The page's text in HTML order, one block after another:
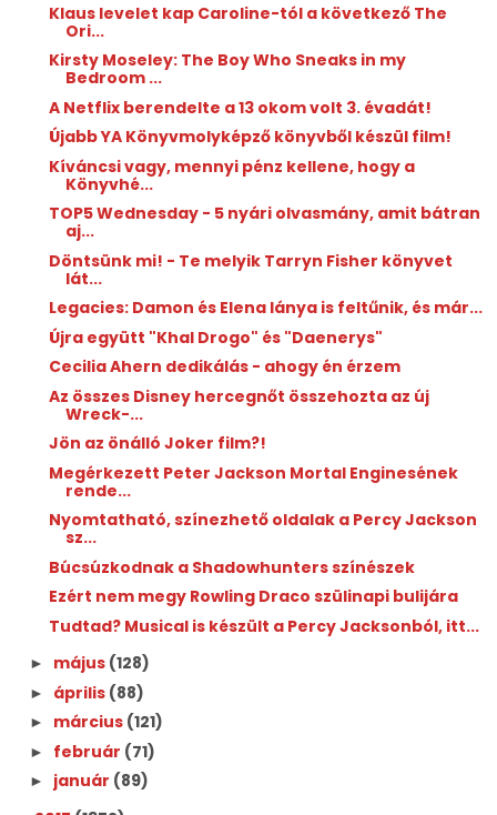
Klaus levelet kap Caroline-tól a következő The
Ori...
Kirsty Moseley: The ​Boy Who Sneaks in my
Bedroom ...
A Netflix berendelte a 13 okom volt 3. évadát!
Újabb YA Könyvmolyképző könyvből készül film!
Kíváncsi vagy, mennyi pénz kellene, hogy a
Könyvhé...
TOP5 Wednesday - 5 nyári olvasmány, amit bátran
aj...
Döntsünk mi! - Te melyik Tarryn Fisher könyvet
lát...
Legacies: Damon és Elena lánya is feltűnik, és már...
Újra együtt "Khal Drogo" és "Daenerys"
Cecilia Ahern dedikálás - ahogy én érzem
Az összes Disney hercegnőt összehozta az új
Wreck-...
Jön az önálló Joker film?!
Megérkezett Peter Jackson Mortal Enginesének
rende...
Nyomtatható, színezhető oldalak a Percy Jackson
sz...
Búcsúzkodnak a Shadowhunters színészek
Ezért nem megy Rowling Draco szülinapi bulijára
Tudtad? Musical is készült a Percy Jacksonból, itt...
► május (128)
► április (88)
► március (121)
► február (71)
► január (89)